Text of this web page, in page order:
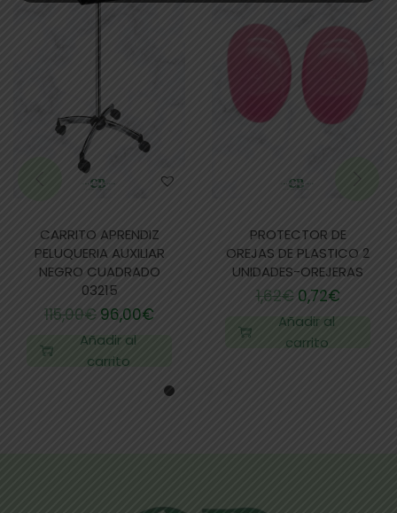
CARRITO APRENDIZ
PELUQUERIA AUXILIAR
NEGRO CUADRADO
03215
115,00€ 96,00€
Añadir al
carrito
PROTECTOR DE
OREJAS DE PLASTICO 2
UNIDADES-OREJERAS
1,62€ 0,72€
Añadir al
carrito